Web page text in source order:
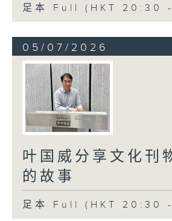
足本 Full (HKT 20:30
05/07/2026
叶国威分享文化刊
的故事
足本 Full (HKT 20:30